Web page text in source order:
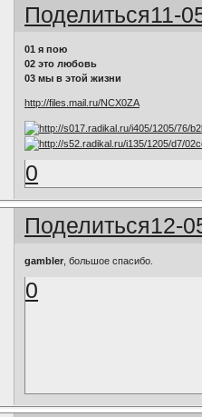
Поделиться11-
01 я пою
02 это любовь
03 мы в этой жизни
http://files.mail.ru/NCX0ZA
0
Поделиться12-
gambler , большое спасибо.
0